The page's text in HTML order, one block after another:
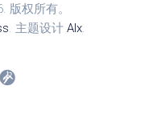
版权所有。
. 主题设计 Alx.